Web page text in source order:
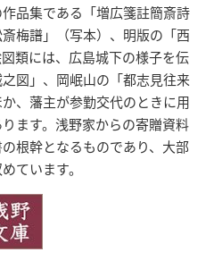
品集である「増広箋註簡斎詩
梅譜」（写本）、明版の「西
類には、広島城下の様子を伝
図」、岡岷山の「都志見往来
、藩主が参勤交代のときに用
ます。浅野家からの寄贈資料
根幹となるものであり、大部
ています。